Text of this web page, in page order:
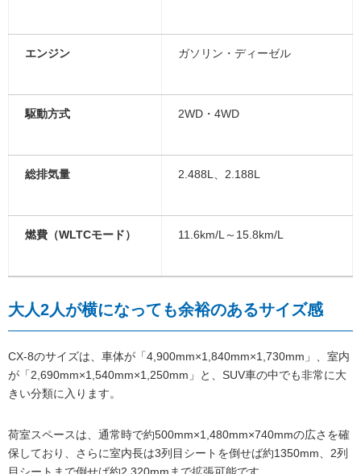
エンジン ガソリン・ディーゼル
駆動方式 2WD・4WD
総排気量 2.488L、2.188L
燃費（WLTCモード） 11.6km/L～15.8km/L
大人2人が横になっても余裕のあるサイズ感
CX-8のサイズは、車体が「4,900mm×1,840mm×1,730mm」、室内
が「2,690mm×1,540mm×1,250mm」と、SUV車の中でも非常に大
きい分類に入ります。
荷室スペースは、通常時で約500mm×1,480mm×740mmの広さを確
保しており、さらに室内長は3列目シートを倒せば約1350mm、2列
目シートまで倒せば約2,320mmまで拡張可能です。